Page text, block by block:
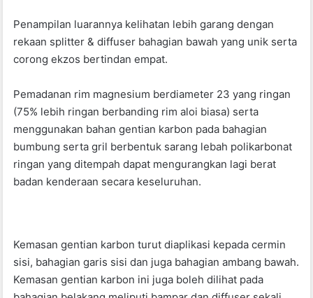
Penampilan luarannya kelihatan lebih garang dengan
rekaan splitter & diffuser bahagian bawah yang unik serta
corong ekzos bertindan empat.
Pemadanan rim magnesium berdiameter 23 yang ringan
(75% lebih ringan berbanding rim aloi biasa) serta
menggunakan bahan gentian karbon pada bahagian
bumbung serta gril berbentuk sarang lebah polikarbonat
ringan yang ditempah dapat mengurangkan lagi berat
badan kenderaan secara keseluruhan.
Kemasan gentian karbon turut diaplikasi kepada cermin
sisi, bahagian garis sisi dan juga bahagian ambang bawah.
Kemasan gentian karbon ini juga boleh dilihat pada